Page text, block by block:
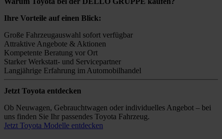
Ihre Vorteile auf einen Blick:
Große Fahrzeugauswahl sofort verfügbar
Attraktive Angebote & Aktionen
Kompetente Beratung vor Ort
Starker Werkstatt- und Servicepartner
Langjährige Erfahrung im Automobilhandel
Jetzt Toyota entdecken
Ob Neuwagen, Gebrauchtwagen oder individuelles Angebot – bei
uns finden Sie Ihr passendes Toyota Fahrzeug.
Jetzt Toyota Modelle entdecken